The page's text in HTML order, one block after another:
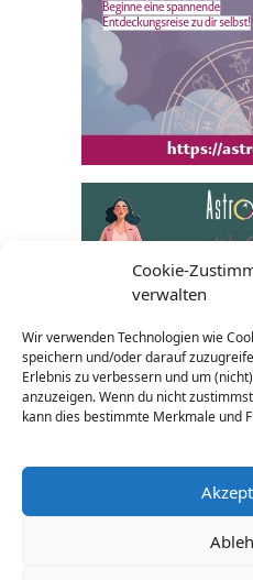
Cookie-
verwalten
Wir verwenden Technologien wie
speichern und/oder darauf
Erlebnis zu verbessern und um
anzuzeigen. Wenn du nicht
kann dies bestimmte Merkmale und